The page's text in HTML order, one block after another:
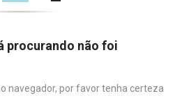
procurando não foi
navegador, por favor tenha certeza